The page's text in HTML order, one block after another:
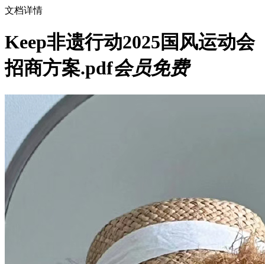
文档详情
Keep非遗行动2025国风运动会
招商方案.pdf会员免费